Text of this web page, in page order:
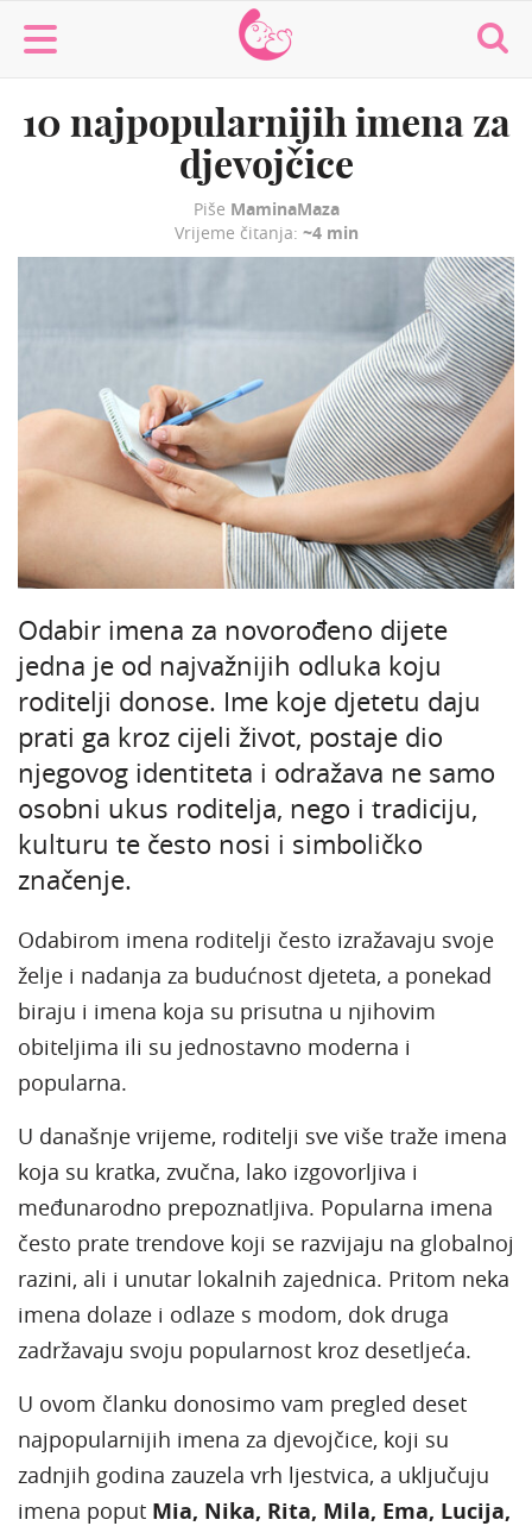
MaminaMaza
10 najpopularnijih imena za
djevojčice
Piše MaminaMaza
Vrijeme čitanja: ~4 min
Odabir imena za novorođeno dijete
jedna je od najvažnijih odluka koju
roditelji donose. Ime koje djetetu daju
prati ga kroz cijeli život, postaje dio
njegovog identiteta i odražava ne samo
osobni ukus roditelja, nego i tradiciju,
kulturu te često nosi i simboličko
značenje.
Odabirom imena roditelji često izražavaju svoje
želje i nadanja za budućnost djeteta, a ponekad
biraju i imena koja su prisutna u njihovim
obiteljima ili su jednostavno moderna i
popularna.
U današnje vrijeme, roditelji sve više traže imena
koja su kratka, zvučna, lako izgovorljiva i
međunarodno prepoznatljiva. Popularna imena
često prate trendove koji se razvijaju na globalnoj
razini, ali i unutar lokalnih zajednica. Pritom neka
imena dolaze i odlaze s modom, dok druga
zadržavaju svoju popularnost kroz desetljeća.
U ovom članku donosimo vam pregled deset
najpopularnijih imena za djevojčice, koji su
zadnjih godina zauzela vrh ljestvica, a uključuju
imena poput Mia, Nika, Rita, Mila, Ema, Lucija,